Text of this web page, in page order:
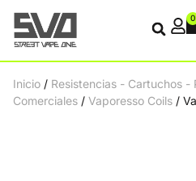
0
Inicio / Resistencias - Cartuchos -
Comerciales / Vaporesso Coils /